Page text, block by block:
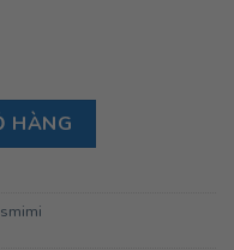
núm ti) - màu Hồng số
HÀNG